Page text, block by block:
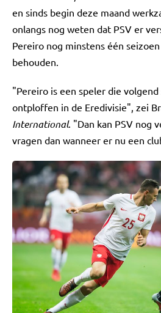
en sinds begin deze maand
onlangs nog weten dat PSV er
Pereiro nog minstens één
behouden.
"Pereiro is een speler die
ontploffen in de Eredivisie", zei
International. "Dan kan PSV nog
vragen dan wanneer er nu een